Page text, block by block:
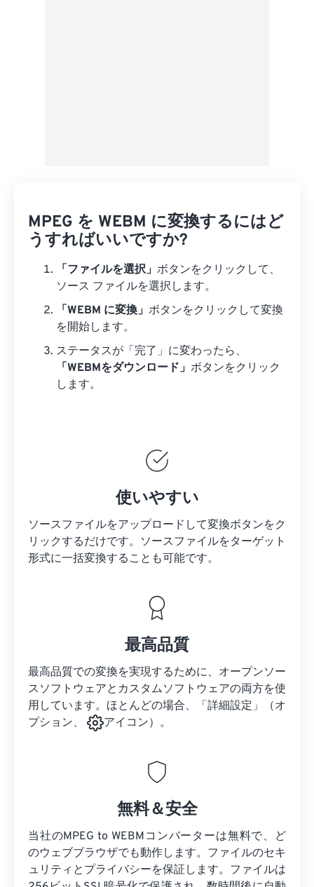
MPEG を WEBM に変換するにはど
うすればいいですか?
「ファイルを選択」 ボタンをクリックして、
ソース ファイルを選択します。
「WEBM に変換」 ボタンをクリックして変換
を開始します。
ステータスが「完了」に変わったら、
「WEBMをダウンロード」 ボタンをクリック
します。
使いやすい
ソースファイルをアップロードして変換ボタンをク
リックするだけです。 ソースファイルをターゲット
形式に一括変換することも可能です。
最高品質
最高品質での変換を実現するために、オープンソー
スソフトウェアとカスタムソフトウェアの両方を使
用しています。ほとんどの場合、「詳細設定」（オ
プション、
アイコン）。
無料＆安全
当社のMPEG to WEBMコンバーターは無料で、ど
のウェブブラウザでも動作します。ファイルのセキ
ュリティとプライバシーを保証します。ファイルは